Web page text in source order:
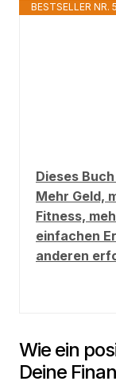
BESTSELLER NR. 5
Dieses
Mehr Geld,
Fitness,
einfachen
anderen
Wie ein
Deine